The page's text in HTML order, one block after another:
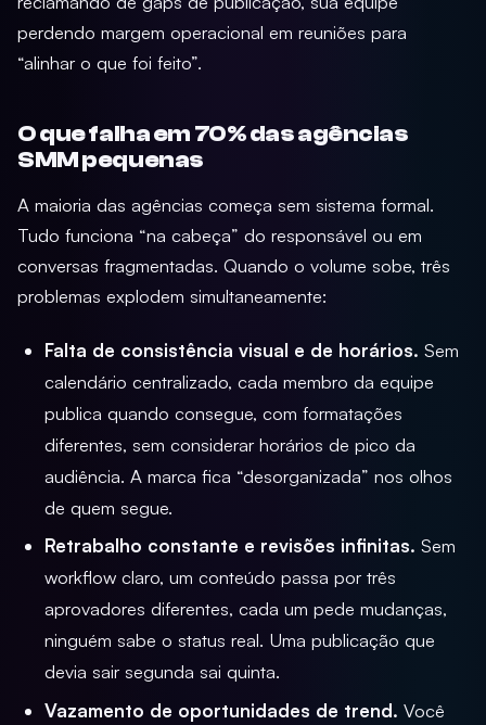
perdendo margem operacional em reuniões para
“alinhar o que foi feito”.
O que falha em 70% das agências
SMM pequenas
A maioria das agências começa sem sistema formal.
Tudo funciona “na cabeça” do responsável ou em
conversas fragmentadas. Quando o volume sobe, três
problemas explodem simultaneamente:
Falta de consistência visual e de horários. Sem
calendário centralizado, cada membro da equipe
publica quando consegue, com formatações
diferentes, sem considerar horários de pico da
audiência. A marca fica “desorganizada” nos olhos
de quem segue.
Retrabalho constante e revisões infinitas. Sem
workflow claro, um conteúdo passa por três
aprovadores diferentes, cada um pede mudanças,
ninguém sabe o status real. Uma publicação que
devia sair segunda sai quinta.
Vazamento de oportunidades de trend. Você